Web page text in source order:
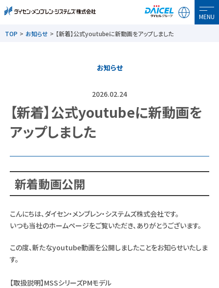
MENU
TOP お知らせ 【新着】公式youtubeに新動画をアップしました
お知らせ
2026.02.24
【新着】公式youtubeに新動画を
アップしました
新着動画公開
こんにちは、ダイセン・メンブレン・システムズ株式会社です。
いつも当社のホームページをご覧いただき、ありがとうございます。
この度、新たなyoutube動画を公開しましたことをお知らせいたしま
す。
【取扱説明】MSSシリーズPMモデル